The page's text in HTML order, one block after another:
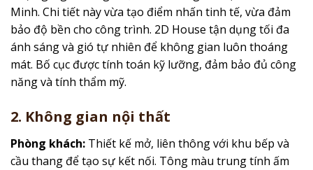
Minh. Chi tiết này vừa tạo điểm nhấn tinh tế, vừa đảm
bảo độ bền cho công trình. 2D House tận dụng tối đa
ánh sáng và gió tự nhiên để không gian luôn thoáng
mát. Bố cục được tính toán kỹ lưỡng, đảm bảo đủ công
năng và tính thẩm mỹ.
2. Không gian nội thất
Phòng khách: Thiết kế mở, liên thông với khu bếp và
cầu thang để tạo sự kết nối. Tông màu trung tính ấm